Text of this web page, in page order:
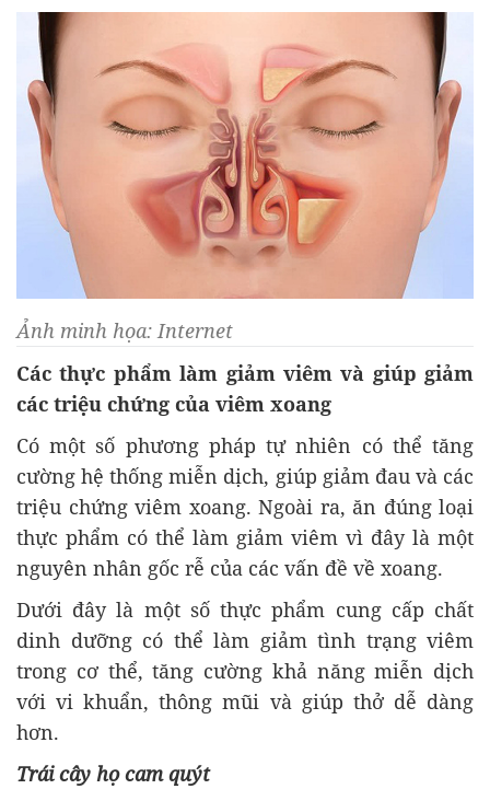
Ảnh minh họa: Internet
Các thực phẩm làm giảm viêm và giúp giảm
các triệu chứng của viêm xoang
Có một số phương pháp tự nhiên có thể tăng
cường hệ thống miễn dịch, giúp giảm đau và các
triệu chứng viêm xoang. Ngoài ra, ăn đúng loại
thực phẩm có thể làm giảm viêm vì đây là một
nguyên nhân gốc rễ của các vấn đề về xoang.
Dưới đây là một số thực phẩm cung cấp chất
dinh dưỡng có thể làm giảm tình trạng viêm
trong cơ thể, tăng cường khả năng miễn dịch
với vi khuẩn, thông mũi và giúp thở dễ dàng
hơn.
Trái cây họ cam quýt